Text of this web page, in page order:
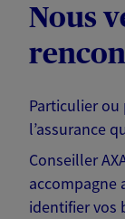
Nous
Particulier
l’assurance
Conseiller
accompagne
identifier vos